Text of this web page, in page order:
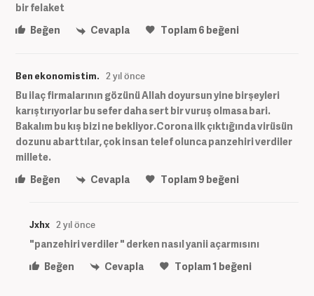
bir felaket
Beğen
Cevapla Toplam6 beğeni
Ben ekonomistim. 2 yıl önce
Bu ilaç firmalarının gözünü Allah doyursun yine birşeyleri
karıştırıyorlar bu sefer daha sert bir vuruş olmasa bari.
Bakalım bu kış bizi ne bekliyor.Corona ilk çıktığında virüsün
dozunu abarttılar, çok insan telef olunca panzehiri verdiler
millete.
Beğen
Cevapla Toplam9 beğeni
Jxhx 2 yıl önce
"panzehiri verdiler " derken nasıl yanii açarmısını
Beğen
Cevapla Toplam1 beğeni